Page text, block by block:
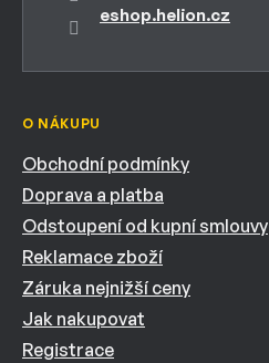
eshop.helion.cz
O NÁKUPU
Obchodní podmínky
Doprava a platba
Odstoupení od kupní smlouvy
Reklamace zboží
Záruka nejnižší ceny
Jak nakupovat
Registrace